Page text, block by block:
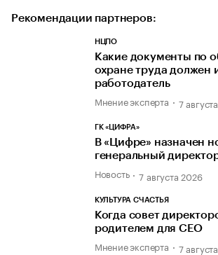
Рекомендации партнеров:
НЦПО
Какие документы по
охране труда должен
работодатель
Мнение эксперта 7
ГК «ЦИФРА»
В «Цифре» назначен
генеральный
Новость 7 августа 2026
КУЛЬТУРА СЧАСТЬЯ
Когда совет
родителем для CEO
Мнение эксперта 7